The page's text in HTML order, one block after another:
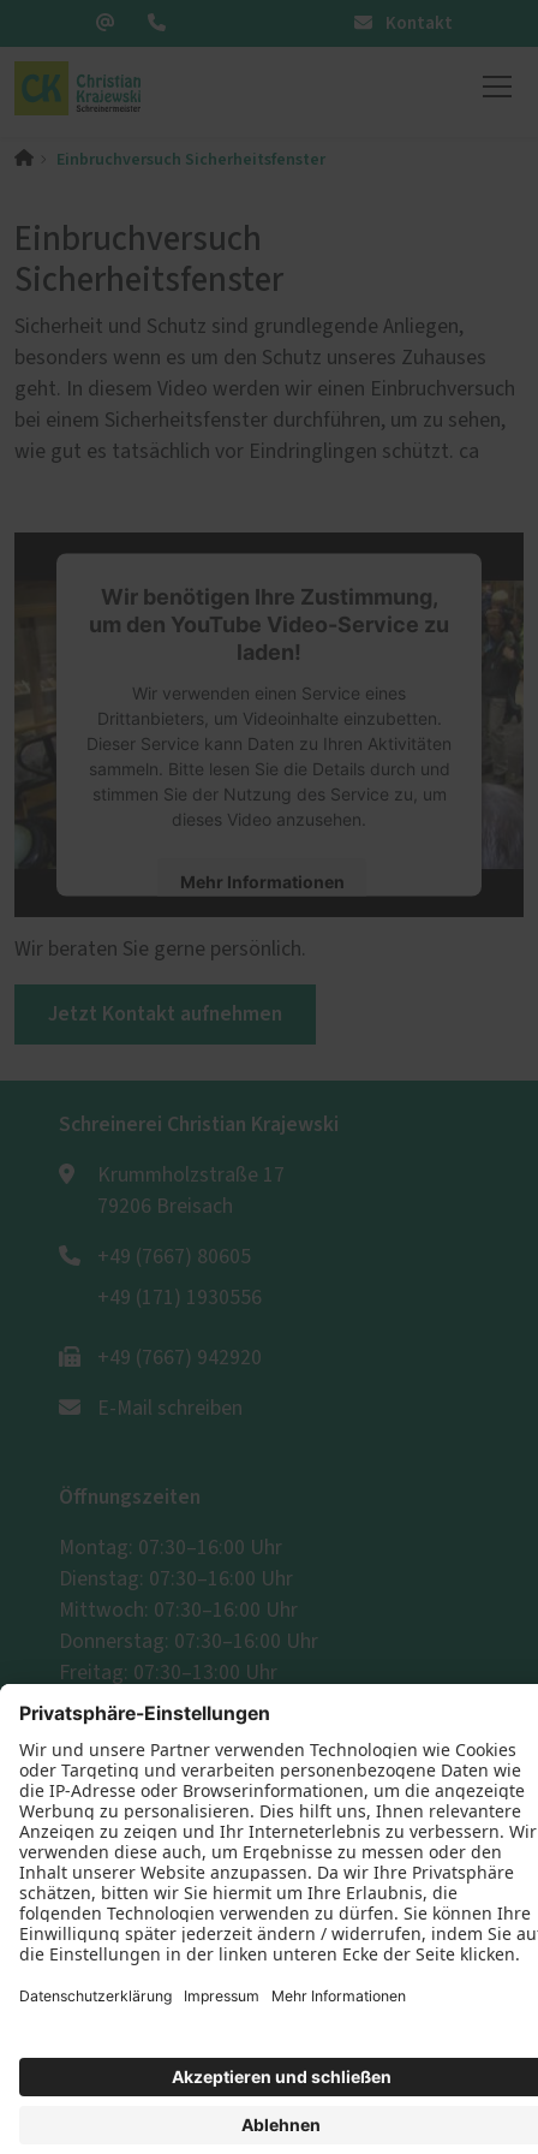
Kontakt
Einbruchversuch Sicherheitsfenster
Einbruchversuch
Sicherheitsfenster
Sicherheit und Schutz sind grundlegende Anliegen,
besonders wenn es um den Schutz unseres Zuhauses
geht. In diesem Video werden wir einen Einbruchversuch
bei einem Sicherheitsfenster durchführen, um zu sehen,
wie gut es tatsächlich vor Eindringlingen schützt. ca
Wir benötigen Ihre Zustimmung,
um den YouTube Video-Service zu
laden!
Wir verwenden einen Service eines
Drittanbieters, um Videoinhalte einzubetten.
Dieser Service kann Daten zu Ihren Aktivitäten
sammeln. Bitte lesen Sie die Details durch und
stimmen Sie der Nutzung des Service zu, um
dieses Video anzusehen.
Mehr Informationen
Akzeptieren
powered byUsercentrics Consent
Management Platform
Wir beraten Sie gerne persönlich.
Jetzt Kontakt aufnehmen
Schreinerei Christian Krajewski
Krummholzstraße 17
79206 Breisach
+49 (7667) 80605
+49 (171) 1930556
+49 (7667) 942920
E-Mail schreiben
Öffnungszeiten
Montag: 07:30–16:00 Uhr
Dienstag: 07:30–16:00 Uhr
Mittwoch: 07:30–16:00 Uhr
Donnerstag: 07:30–16:00 Uhr
Freitag: 07:30–13:00 Uhr
Folgen Sie uns
Datenschutz Impressum
Kontakt